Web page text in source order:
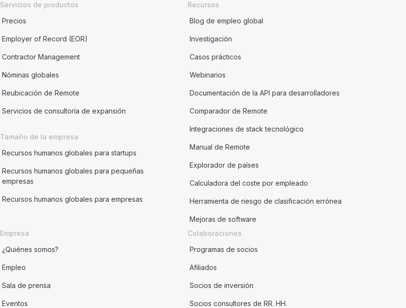
Servicios de productos
Precios
Employer of Record (EOR)
Contractor Management
Nóminas globales
Reubicación de Remote
Servicios de consultoría de expansión
Tamaño de la empresa
Recursos humanos globales para startups
Recursos humanos globales para pequeñas
empresas
Recursos humanos globales para empresas
Recursos
Blog de empleo global
Investigación
Casos prácticos
Webinarios
Documentación de la API para desarrolladores
Comparador de Remote
Integraciones de stack tecnológico
Manual de Remote
Explorador de países
Calculadora del coste por empleado
Herramienta de riesgo de clasificación errónea
Mejoras de software
Empresa
¿Quiénes somos?
Empleo
Sala de prensa
Eventos
Colaboraciones
Programas de socios
Afiliados
Socios de inversión
Socios consultores de RR. HH.